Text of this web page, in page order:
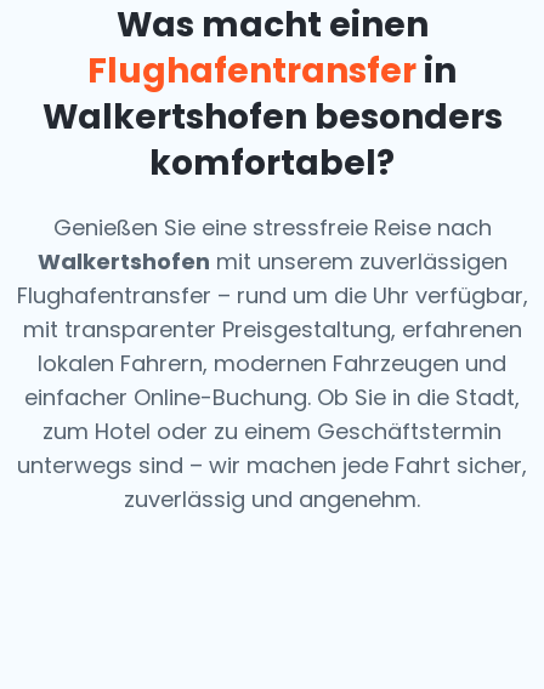
Was macht einen
Flughafentransferin
Walkertshofen besonders
komfortabel?
Genießen Sie eine stressfreie Reise nach
Walkertshofen mit unserem zuverlässigen
Flughafentransfer – rund um die Uhr verfügbar,
mit transparenter Preisgestaltung, erfahrenen
lokalen Fahrern, modernen Fahrzeugen und
einfacher Online-Buchung. Ob Sie in die Stadt,
zum Hotel oder zu einem Geschäftstermin
unterwegs sind – wir machen jede Fahrt sicher,
zuverlässig und angenehm.